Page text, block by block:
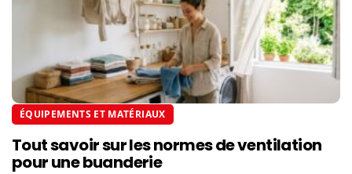
ÉQUIPEMENTS ET MATÉRIAUX
Tout savoir sur les normes de ventilation
pour une buanderie